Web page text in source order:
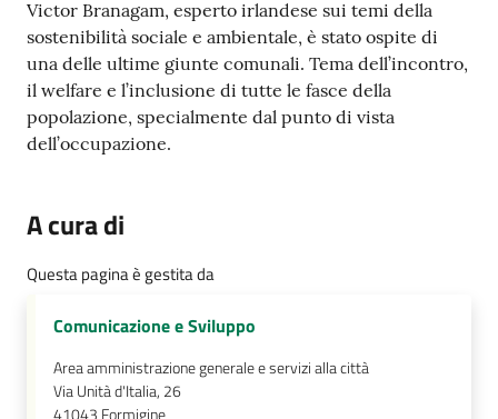
Victor Branagam, esperto irlandese sui temi della
sostenibilità sociale e ambientale, è stato ospite di
una delle ultime giunte comunali. Tema dell’incontro,
il welfare e l’inclusione di tutte le fasce della
popolazione, specialmente dal punto di vista
dell’occupazione.
A cura di
Questa pagina è gestita da
Comunicazione e Sviluppo
Area amministrazione generale e servizi alla città
Via Unità d'Italia, 26